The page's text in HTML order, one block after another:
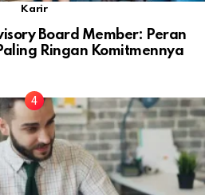
Karir
Board Member: Peran
Ringan Komitmennya